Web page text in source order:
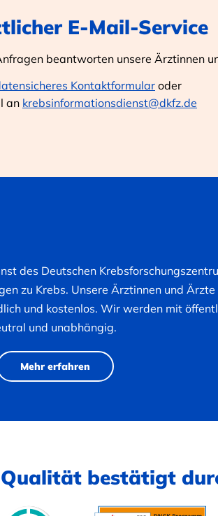
E-Mail-Service
beantworten unsere Ärztinnen
Kontaktformularoder
an krebsinformationsdienst@dkfz.de
des Deutschen
zu Krebs. Unsere Ärztinnen und
und kostenlos. Wir werden mit
und unabhängig.
Mehr erfahren
Qualität bestätigt